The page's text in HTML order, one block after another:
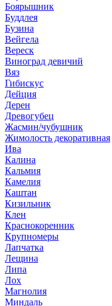
Боярышник
Буддлея
Бузина
Вейгела
Вереск
Виноград девичий
Вяз
Гибискус
Дейция
Дерен
Древогубец
Жасмин/чубушник
Жимолость декоративная
Ива
Калина
Кальмия
Камелия
Каштан
Кизильник
Клен
Краснокоренник
Крупномеры
Лапчатка
Лещина
Липа
Лох
Магнолия
Миндаль